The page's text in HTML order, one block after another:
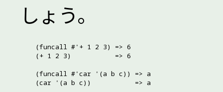
しょう。
(funcall #'+ 1 2 3) => 6
(+ 1 2 3)           => 6
(funcall #'car '(a b c)) => a